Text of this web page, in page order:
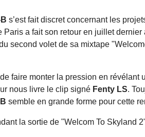
s’est fait discret concernant les
Paris a fait son retour en juillet
second volet de sa mixtape
faire monter la pression en révélant
nous livre le clip signé Fenty LS.
semble en grande forme pour cette
la sortie de "Welcom To Skyland